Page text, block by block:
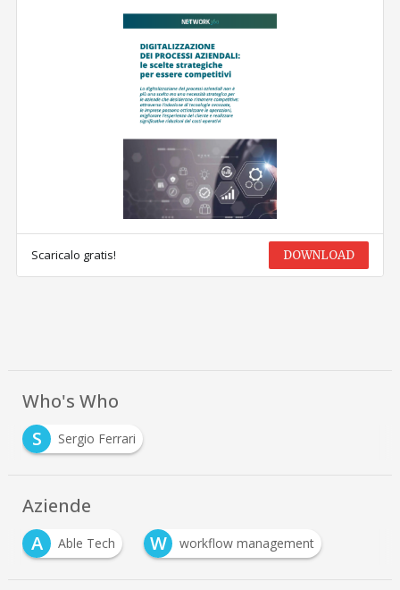
Scaricalo gratis! DOWNLOAD
Who's Who
S
Sergio Ferrari
Aziende
A
Able Tech W workflow management